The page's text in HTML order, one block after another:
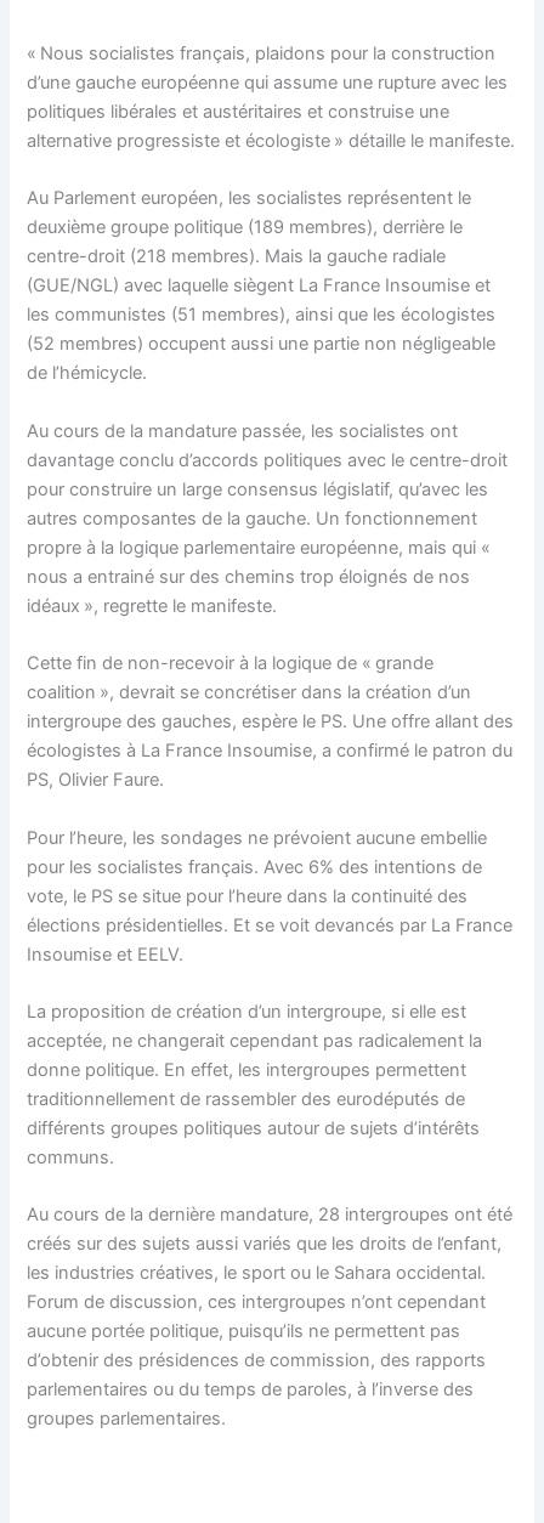
« Nous socialistes français, plaidons pour la construction
d’une gauche européenne qui assume une rupture avec les
politiques libérales et austéritaires et construise une
alternative progressiste et écologiste » détaille le manifeste.
Au Parlement européen, les socialistes représentent le
deuxième groupe politique (189 membres), derrière le
centre-droit (218 membres). Mais la gauche radiale
(GUE/NGL) avec laquelle siègent La France Insoumise et
les communistes (51 membres), ainsi que les écologistes
(52 membres) occupent aussi une partie non négligeable
de l’hémicycle.
Au cours de la mandature passée, les socialistes ont
davantage conclu d’accords politiques avec le centre-droit
pour construire un large consensus législatif, qu’avec les
autres composantes de la gauche. Un fonctionnement
propre à la logique parlementaire européenne, mais qui «
nous a entrainé sur des chemins trop éloignés de nos
idéaux », regrette le manifeste.
Cette fin de non-recevoir à la logique de « grande
coalition », devrait se concrétiser dans la création d’un
intergroupe des gauches, espère le PS. Une offre allant des
écologistes à La France Insoumise, a confirmé le patron du
PS, Olivier Faure.
Pour l’heure, les sondages ne prévoient aucune embellie
pour les socialistes français. Avec 6% des intentions de
vote, le PS se situe pour l’heure dans la continuité des
élections présidentielles. Et se voit devancés par La France
Insoumise et EELV.
La proposition de création d’un intergroupe, si elle est
acceptée, ne changerait cependant pas radicalement la
donne politique. En effet, les intergroupes permettent
traditionnellement de rassembler des eurodéputés de
différents groupes politiques autour de sujets d’intérêts
communs.
Au cours de la dernière mandature, 28 intergroupes ont été
créés sur des sujets aussi variés que les droits de l’enfant,
les industries créatives, le sport ou le Sahara occidental.
Forum de discussion, ces intergroupes n’ont cependant
aucune portée politique, puisqu’ils ne permettent pas
d’obtenir des présidences de commission, des rapports
parlementaires ou du temps de paroles, à l’inverse des
groupes parlementaires.